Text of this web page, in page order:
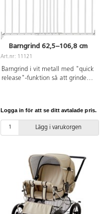
Barngrind 62,5–106,8 cm
Art.nr: 11121
Barngrind i vit metall med "quick
release"-funktion så att grinden
öppnas med en hand och åt
båda hållen. En enkel och stabil
barngrind. Uppfyller EN
Logga in för att se ditt avtalade pris.
Lägg i varukorgen